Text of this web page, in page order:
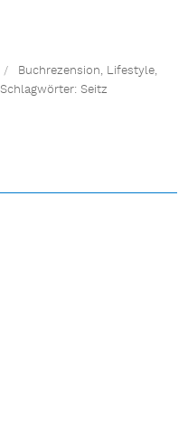
Buchrezension, Lifestyle,
Schlagwörter: Seitz